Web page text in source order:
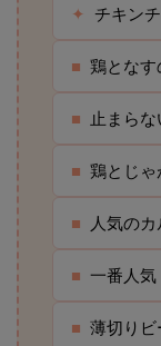
✦ チキン
■ 鶏となす
■ 止まら
■ 鶏とじゃ
■ 人気の
■ 一番人気
■ 薄切りビ